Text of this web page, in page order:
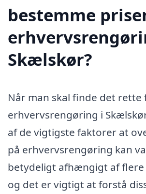
bestemme
Skælskør?
Når man skal finde det rette
erhvervsrengøring i
af de vigtigste faktorer at
på erhvervsrengøring kan
betydeligt afhængigt af flere
og det er vigtigt at forstå